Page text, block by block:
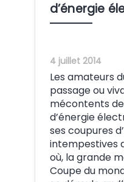
d’énergie
4 juillet 2014
Les amateurs
passage ou
mécontents
d’énergie
ses coupures
intempestives
où, la grande
Coupe du